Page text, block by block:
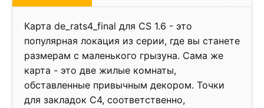
Карта de_rats4_final для CS 1.6 - это
популярная локация из серии, где вы станете
размерам с маленького грызуна. Сама же
карта - это две жилые комнаты,
обставленные привычным декором. Точки
для закладок С4, соответственно,